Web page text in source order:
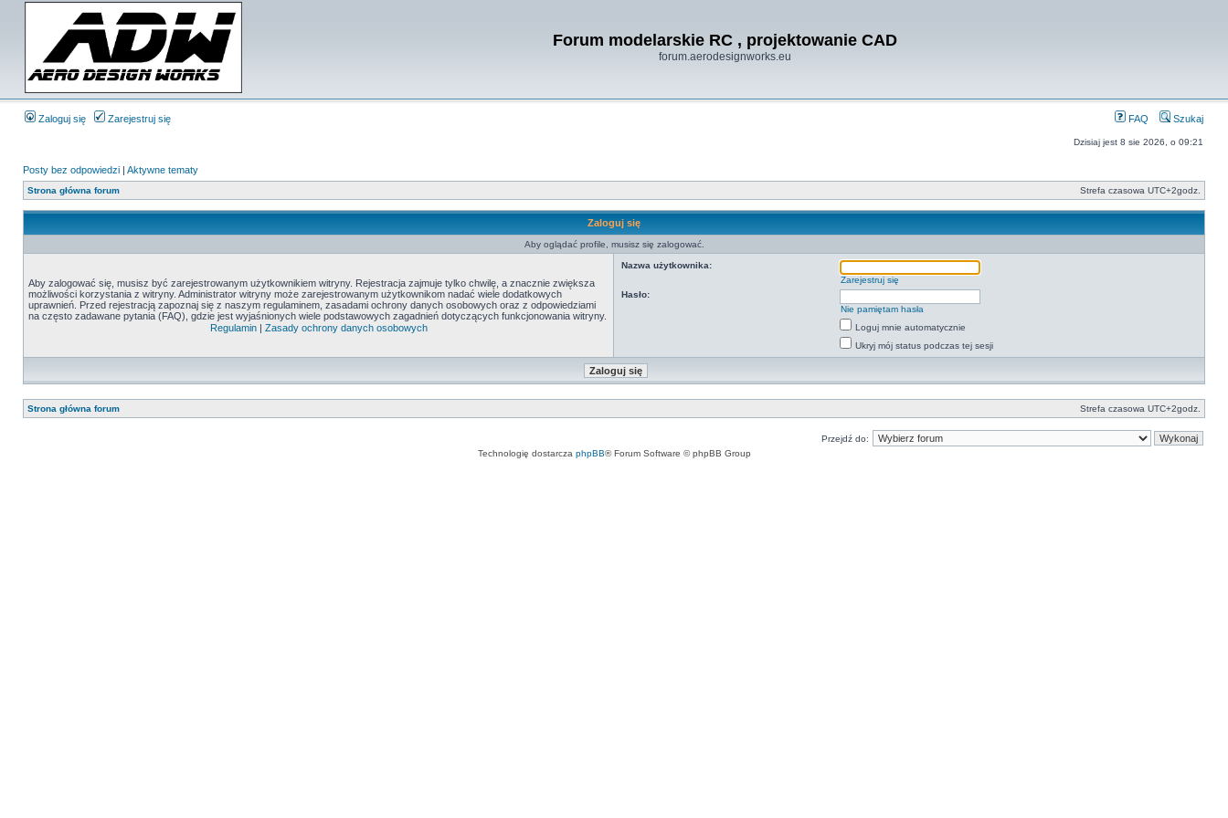
Forum modelarskie RC , projektowanie CAD
forum.aerodesignworks.eu
Zaloguj się Zarejestruj się FAQ Szukaj
Dzisiaj jest 8 sie 2026, o 09:21
Posty bez odpowiedzi | Aktywne tematy
Strona główna forum Strefa czasowa UTC+2godz.
Zaloguj się
Aby oglądać profile, musisz się zalogować.
Aby zalogować się, musisz być zarejestrowanym użytkownikiem witryny. Rejestracja zajmuje tylko chwilę, a znacznie zwiększa
możliwości korzystania z witryny. Administrator witryny może zarejestrowanym użytkownikom nadać wiele dodatkowych
uprawnień. Przed rejestracją zapoznaj się z naszym regulaminem, zasadami ochrony danych osobowych oraz z odpowiedziami
na często zadawane pytania (FAQ), gdzie jest wyjaśnionych wiele podstawowych zagadnień dotyczących funkcjonowania witryny.
Regulamin| Zasady ochrony danych osobowych
Nazwa użytkownika:
Zarejestruj się
Hasło:
Nie pamiętam hasła
Loguj mnie automatycznie
Ukryj mój status podczas tej sesji
Strona główna forum Strefa czasowa UTC+2godz.
Przejdź do:
Technologię dostarcza phpBB® Forum Software © phpBB Group